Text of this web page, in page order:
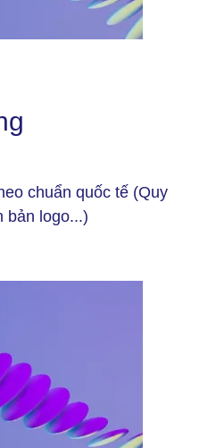
chuẩn quốc tế (Quy
bản logo...)